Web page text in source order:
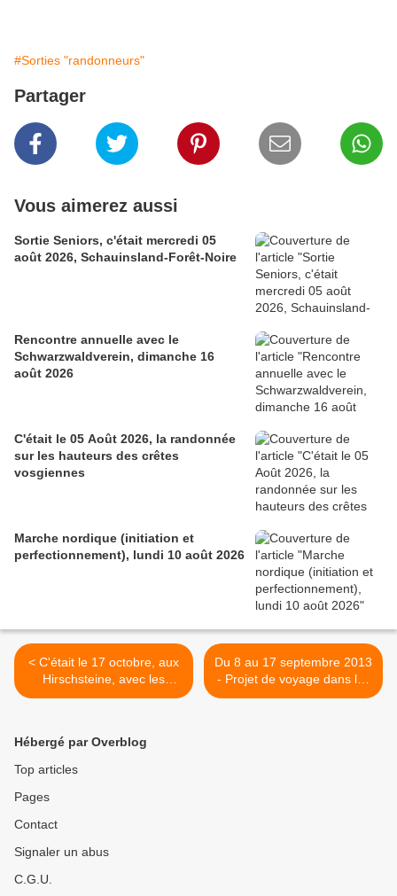
#Sorties "randonneurs"
Partager
Vous aimerez aussi
Sortie Seniors, c'était mercredi 05
août 2026, Schauinsland-Forêt-Noire
Rencontre annuelle avec le
Schwarzwaldverein, dimanche 16
août 2026
C'était le 05 Août 2026, la randonnée
sur les hauteurs des crêtes
vosgiennes
Marche nordique (initiation et
perfectionnement), lundi 10 août 2026
< C'était le 17 octobre, aux
Hirschsteine, avec les
randonneurs
Du 8 au 17 septembre 2013
- Projet de voyage dans les
Alpes de Haute-Provence
Hébergé par Overblog
Top articles
Pages
Contact
Signaler un abus
C.G.U.